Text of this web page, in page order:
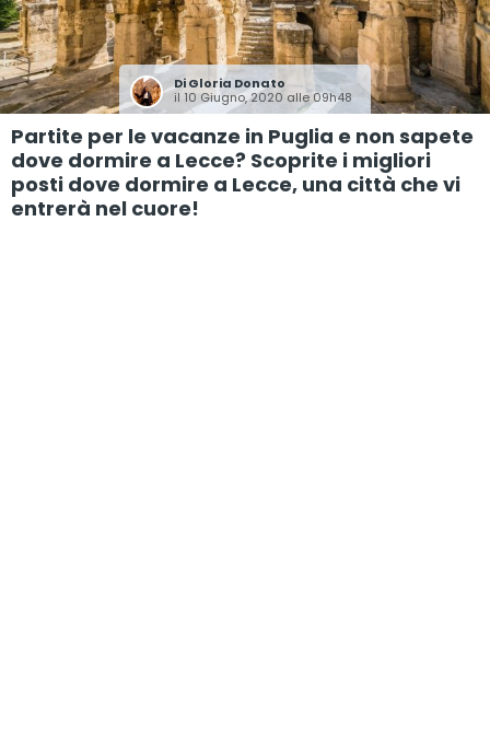
DiGloria Donato
il 10 Giugno, 2020 alle 09h48
Partite per le vacanze in Puglia e non sapete
dove dormire a Lecce? Scoprite i migliori
posti dove dormire a Lecce, una città che vi
entrerà nel cuore!